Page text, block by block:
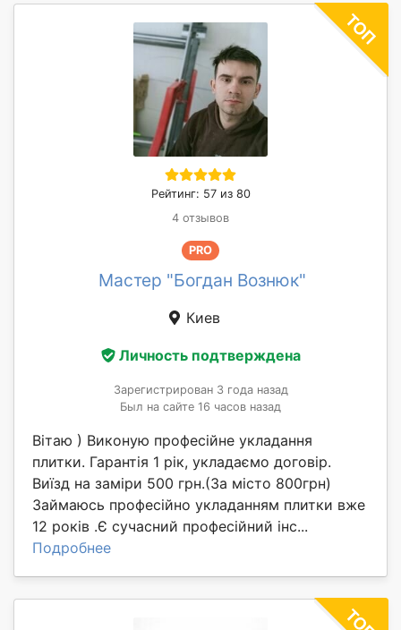
Рейтинг: 57 из 80
4 отзывов
PRO
Мастер "Богдан Вознюк"
Киев
Личность подтверждена
Зарегистрирован 3 года назад
Был на сайте 16 часов назад
Вітаю ) Виконую професійне укладання
плитки. Гарантія 1 рік, укладаємо договір.
Виїзд на заміри 500 грн.(За місто 800грн)
Займаюсь професійно укладанням плитки вже
12 років .Є сучасний професійний інс...
Подробнее